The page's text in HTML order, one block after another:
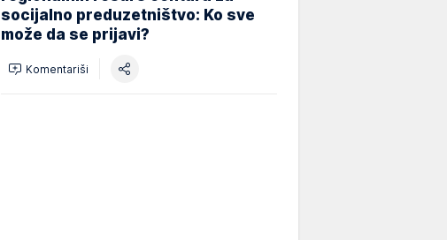
socijalno preduzetništvo: Ko sve
može da se prijavi?
Komentariši